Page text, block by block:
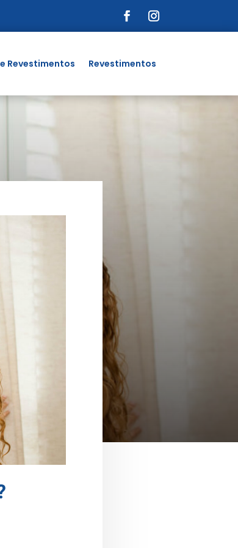
Revestimentos Revestimentos